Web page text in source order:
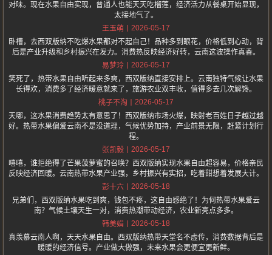
对味。现在水果自由实现，普通人也能天天吃榴莲，经济活力从餐桌开始显现，
太接地气了。
王玉萌
2026-05-17
卧槽，去西双版纳不吃爆水果都对不起自己！品种多到眼花，价格低到心动，背
后是产业升级和乡村振兴在发力。消费热反映经济好转，云南这波操作真香。
易梦玲
2026-05-17
笑死了，热带水果自由听起来多爽，西双版纳直接安排上。云南独特气候让水果
长得欢，消费多了经济暖意就来了，旅游农业双丰收，值得多去几次解馋。
桃子不淘
2026-05-17
天哪，这水果消费趋势太有意思了！西双版纳市场火爆，映射老百姓日子越过越
好。热带水果偏爱云南不是没道理，气候优势加持，产业前景无限，赶紧计划行
程。
张凯毅
2026-05-17
嘻嘻，谁拒绝得了芒果菠萝蜜的召唤？西双版纳实现水果自由超容易，价格亲民
反映经济回暖。云南热带水果产业强，乡村振兴有实招，吃着甜想着发展大计。
彭十六
2026-05-18
兄弟们，西双版纳水果吃到爽，钱包不疼，这自由感绝了！为何热带水果爱云
南？气候土壤天生一对，消费热潮带动经济，农业新亮点多多。
韩美娟
2026-05-18
真羡慕云南人啊，天天水果自由。西双版纳热带天堂名不虚传，消费数据背后是
暖暖的经济信号。产业做大做强，未来水果会更便宜更新鲜。